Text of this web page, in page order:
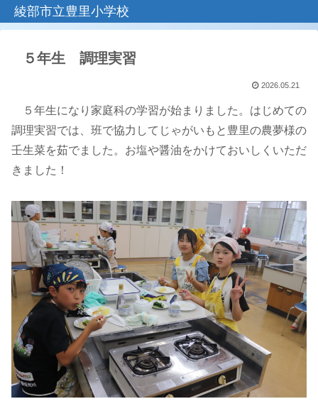
綾部市立豊里小学校
５年生 調理実習
2026.05.21
５年生になり家庭科の学習が始まりました。はじめての
調理実習では、班で協力してじゃがいもと豊里の農夢様の
壬生菜を茹でました。お塩や醤油をかけておいしくいただ
きました！